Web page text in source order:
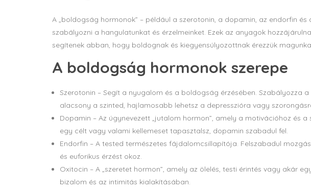
A „boldogság hormonok” – például a szerotonin, a dopamin, az endorfin
szabályozni a hangulatunkat és érzelmeinket. Ezek az anyagok
segítenek abban, hogy boldognak és kiegyensúlyozottnak érezzük
A boldogság hormonok szerepe
Szerotonin – Segít a nyugalom és a boldogság érzésében. Szabályozza
alacsony a szinted, hajlamosabb lehetsz a depresszióra vagy
Dopamin – Az úgynevezett „jutalom hormon”, amely a motivációhoz és
egy célt vagy valami kellemeset tapasztalsz, dopamin szabadul fel.
Endorfin – A tested természetes fájdalomcsillapítója. Felszabadul
és euforikus érzést okoz.
Oxitocin – A „szeretet hormon”, amely az ölelés, testi érintés vagy akár
bizalom és az intimitás kialakításában.